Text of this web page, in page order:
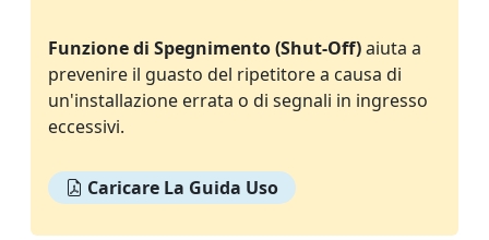
Funzione di Spegnimento (Shut-Off)aiuta a
prevenire il guasto del ripetitore a causa di
un'installazione errata o di segnali in ingresso
eccessivi.
Caricare La Guida Uso